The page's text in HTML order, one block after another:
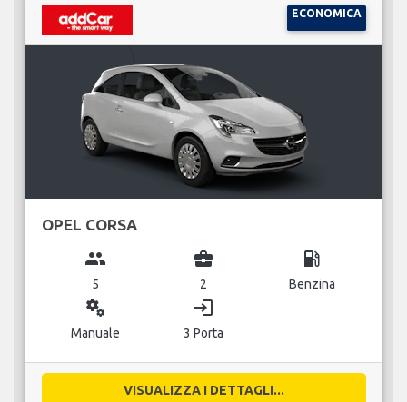
ECONOMICA
OPEL CORSA
group
5
business_center
2
local_gas_station
Benzina
miscellaneous_services
Manuale
login
3 Porta
VISUALIZZA I DETTAGLI...